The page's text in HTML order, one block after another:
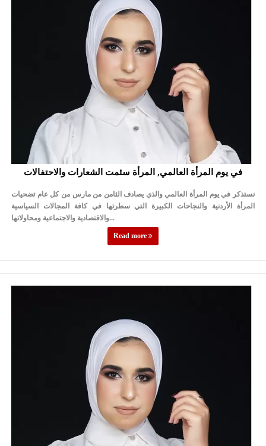
في يوم المرأة العالمي, المرأة سئمت الشعارات والاحتفالات
نستذكر في يوم المرأة العالمي والذي يصادف الثامن من مارس من كل عام تضحيات
المرأة الأردنية والنجاحات الكبيرة التي سطرتها في كافة المجالات السياسية
والاقتصادية والاجتماعية ومحاولاتها...
Read more